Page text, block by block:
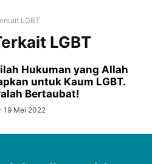
LGBT
LGBT
Hukuman yang Allah
untuk Kaum LGBT.
Bertaubat!
19 Mei 2022